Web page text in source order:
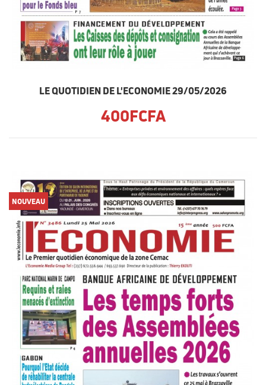
LE QUOTIDIEN DE L'ECONOMIE 29/05/2026
400FCFA
NOUVEAU